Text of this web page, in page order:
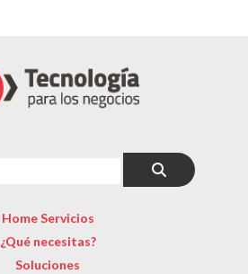
Home Servicios
¿Qué necesitas?
Soluciones